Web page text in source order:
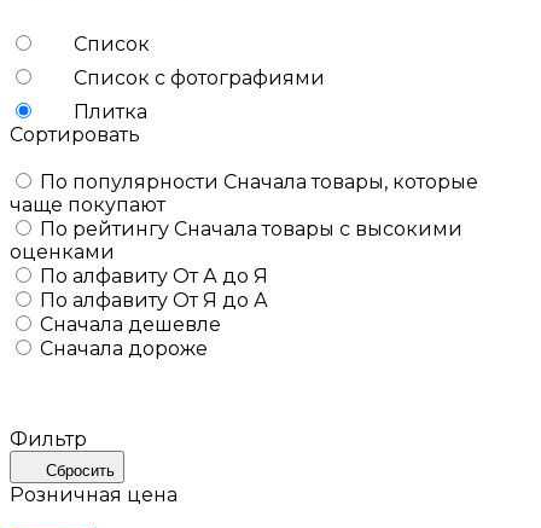
Список
Список с фотографиями
Плитка
Сортировать
По популярности Сначала товары, которые
чаще покупают
По рейтингу Сначала товары с высокими
оценками
По алфавиту От А до Я
По алфавиту От Я до А
Сначала дешевле
Сначала дороже
Фильтр
Сбросить
Розничная цена